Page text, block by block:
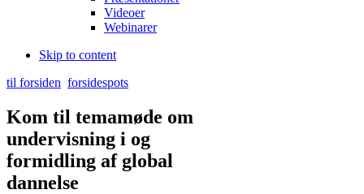
Videoer
Webinarer
Skip to content
til forsiden forsidespots
Kom til temamøde om
undervisning i og
formidling af global
dannelse